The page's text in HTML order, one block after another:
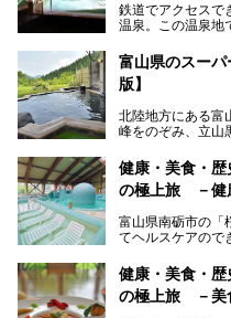
鉄道でアクセスで
温泉。この温泉地
の「黒部・宇奈月
自慢の眺望、温泉
ます。日常から少
方にぴったりの温
───
提供元：オリック
この記事は黒部・
富山県のスー
版】
北陸地方にある富
峰をのぞみ、立山
の（新鮮な）海
北陸新幹線が開業
のいい天然温泉が
満載ですよ。
健康・美食・歴
の極上旅 －健
富山県南砺市の「
てヘルスケアので
るので、ゆったり
そんな「桜ヶ池ク
健康・美食・歴
の極上旅 －美